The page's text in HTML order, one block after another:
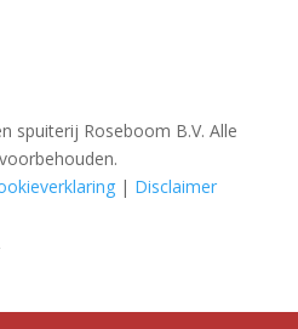
spuiterij Roseboom B.V. Alle
| Disclaimer